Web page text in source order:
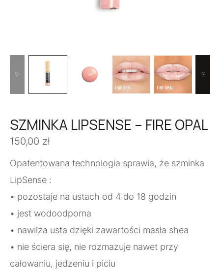
SZMINKA LIPSENSE – FIRE OPAL
150,00 zł
Opatentowana technologia sprawia, że szminka
LipSense :
• pozostaje na ustach od 4 do 18 godzin
• jest wodoodporna
• nawilża usta dzięki zawartości masła shea
• nie ściera się, nie rozmazuje nawet przy
całowaniu, jedzeniu i piciu